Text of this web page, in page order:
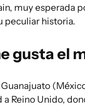
muy esperada
peculiar historia.
gusta el
a Reino Unido,